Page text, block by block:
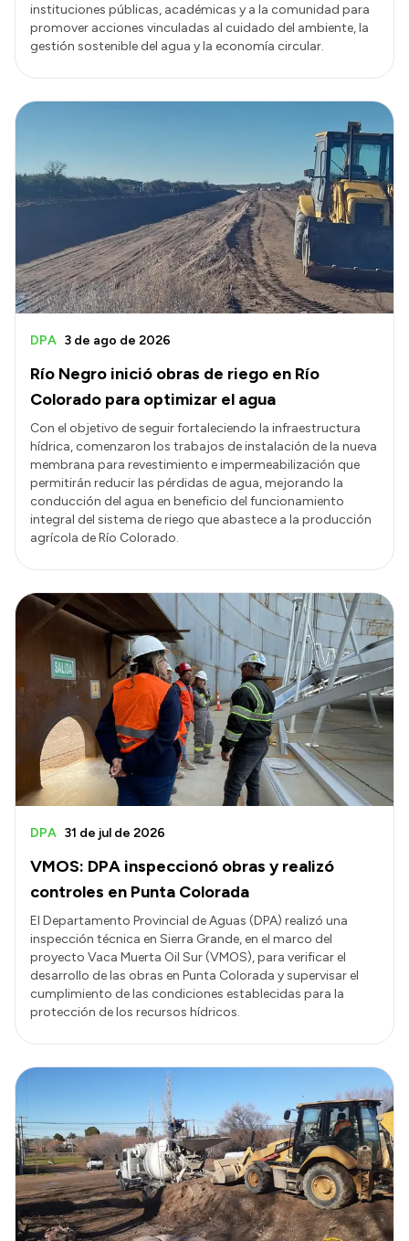
instituciones públicas, académicas y a la comunidad para
promover acciones vinculadas al cuidado del ambiente, la
gestión sostenible del agua y la economía circular.
Río Negro inició obras de riego en Río
Colorado para optimizar el agua
DPA 3 de ago de 2026
Con el objetivo de seguir fortaleciendo la infraestructura
hídrica, comenzaron los trabajos de instalación de la nueva
membrana para revestimiento e impermeabilización que
permitirán reducir las pérdidas de agua, mejorando la
conducción del agua en beneficio del funcionamiento
integral del sistema de riego que abastece a la producción
agrícola de Río Colorado.
VMOS: DPA inspeccionó obras y realizó
controles en Punta Colorada
DPA 31 de jul de 2026
El Departamento Provincial de Aguas (DPA) realizó una
inspección técnica en Sierra Grande, en el marco del
proyecto Vaca Muerta Oil Sur (VMOS), para verificar el
desarrollo de las obras en Punta Colorada y supervisar el
cumplimiento de las condiciones establecidas para la
protección de los recursos hídricos.